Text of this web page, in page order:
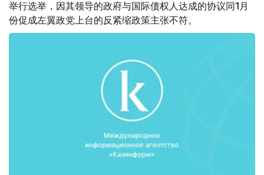
举行选举，因其领导的政府与国际债权人达成的协议同1月
份促成左翼政党上台的反紧缩政策主张不符。